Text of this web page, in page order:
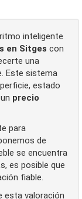
en Sitges con
una
Este sistema
estado
precio
para
de
se encuentra
es posible que
fiable.
esta valoración